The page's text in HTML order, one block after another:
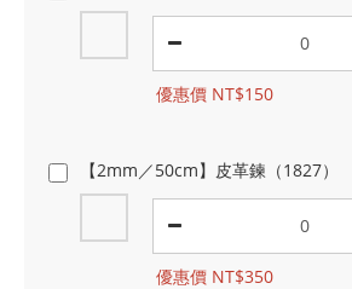
優惠價 NT$150
【2mm／50cm】皮革鍊（1827）
優惠價 NT$350